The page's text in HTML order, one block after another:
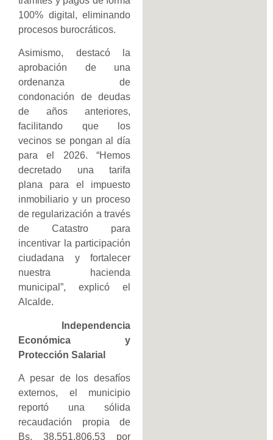
100% digital, eliminando
procesos burocráticos.
Asimismo, destacó la
aprobación de una
ordenanza de
condonación de deudas
de años anteriores,
facilitando que los
vecinos se pongan al día
para el 2026. “Hemos
decretado una tarifa
plana para el impuesto
inmobiliario y un proceso
de regularización a través
de Catastro para
incentivar la participación
ciudadana y fortalecer
nuestra hacienda
municipal”, explicó el
Alcalde.
Independencia
Económica y
Protección Salarial
A pesar de los desafíos
externos, el municipio
reportó una sólida
recaudación propia de
Bs. 38.551.806,53 por